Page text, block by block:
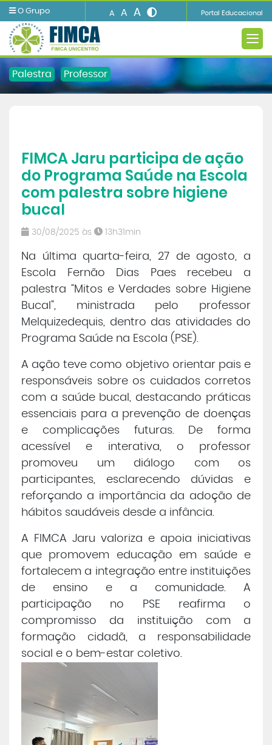
O Grupo A A A Portal Educacional
Cursos deGraduação
Cursos dePós e Extensão
Clínicas de Atendimento
Bolsas e Benefícios
Ensino
Informações e Serviços
Biblioteca
Imprensa
Central de Atendimento
Palestra Professor
FIMCA Jaru participa de ação
do Programa Saúde na Escola
com palestra sobre higiene
bucal
30/08/2025 às 13h31min
Na última quarta-feira, 27 de agosto, a
Escola Fernão Dias Paes recebeu a
palestra “Mitos e Verdades sobre Higiene
Bucal”, ministrada pelo professor
Melquizedequis, dentro das atividades do
Programa Saúde na Escola (PSE).
A ação teve como objetivo orientar pais e
responsáveis sobre os cuidados corretos
com a saúde bucal, destacando práticas
essenciais para a prevenção de doenças
e complicações futuras. De forma
acessível e interativa, o professor
promoveu um diálogo com os
participantes, esclarecendo dúvidas e
reforçando a importância da adoção de
hábitos saudáveis desde a infância.
A FIMCA Jaru valoriza e apoia iniciativas
que promovem educação em saúde e
fortalecem a integração entre instituições
de ensino e a comunidade. A
participação no PSE reafirma o
compromisso da instituição com a
formação cidadã, a responsabilidade
social e o bem-estar coletivo.